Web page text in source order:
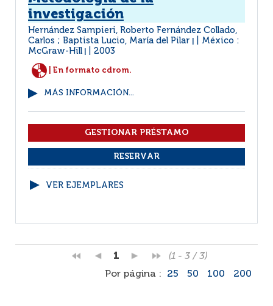
investigación
Hernández Sampieri, Roberto Fernández Collado,
Carlos ; Baptista Lucio, María del Pilar
México :
McGraw-Hill
2003
| En formato cdrom.
MÁS INFORMACIÓN...
VER EJEMPLARES
1
(1 - 3 / 3)
Por página :
25 50 100 200